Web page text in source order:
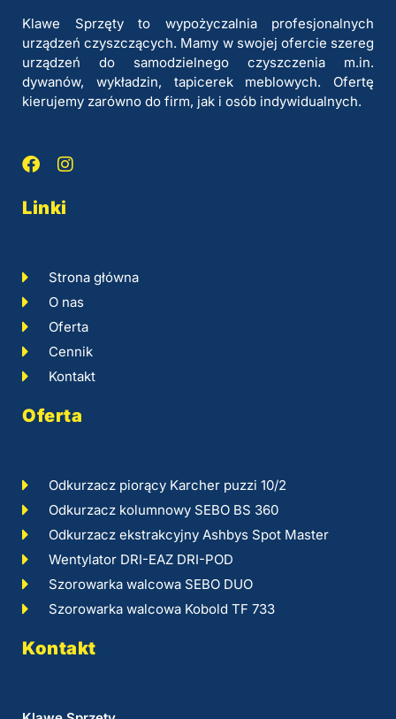
Klawe Sprzęty to wypożyczalnia profesjonalnych
urządzeń czyszczących. Mamy w swojej ofercie szereg
urządzeń do samodzielnego czyszczenia m.in.
dywanów, wykładzin, tapicerek meblowych. Ofertę
kierujemy zarówno do firm, jak i osób indywidualnych.
Linki
Strona główna
O nas
Oferta
Cennik
Kontakt
Oferta
Odkurzacz piorący Karcher puzzi 10/2
Odkurzacz kolumnowy SEBO BS 360
Odkurzacz ekstrakcyjny Ashbys Spot Master
Wentylator DRI-EAZ DRI-POD
Szorowarka walcowa SEBO DUO
Szorowarka walcowa Kobold TF 733
Kontakt